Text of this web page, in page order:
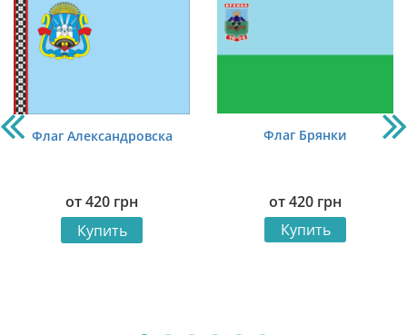
Флаг Александровска
от420 грн
Купить
Флаг Брянки
от420 грн
Купить